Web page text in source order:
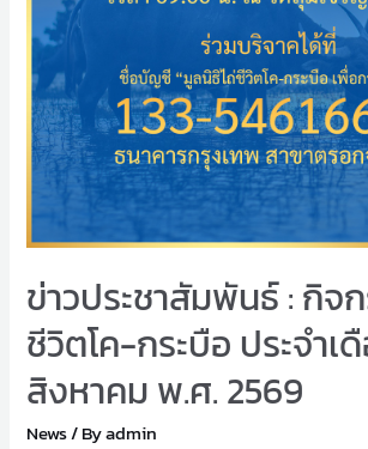
ข่าวประชาสัมพันธ์ : กิจ
ชีวิตโค-กระบือ ประจำเ
สิงหาคม พ.ศ. 2569
News/ Byadmin